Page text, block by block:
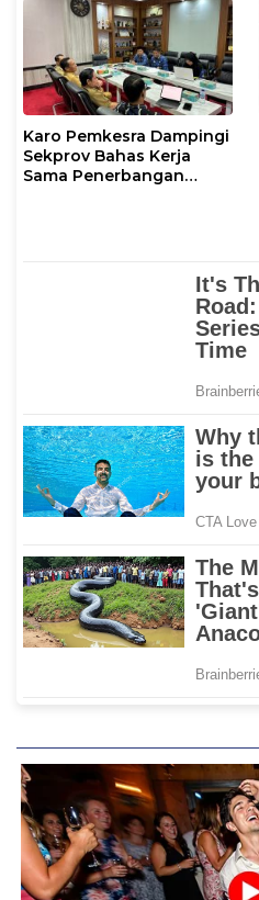
Pasokan Selama Periode
Hari Raya Idul adha
Karo Pemkesra Dampingi
Sekprov Bahas Kerja
Sama Penerbangan